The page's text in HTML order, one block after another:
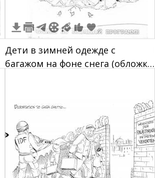
Дети в зимней одежде с
багажом на фоне снега (обложка
2